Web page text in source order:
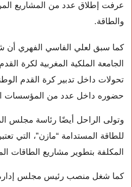
عرفت إطلاق عدد من المشاريع
والطاقة.
كما سبق لعلي الفاسي الفهري
الجامعة الملكية المغربية لكرة القدم
تحولات داخل تدبير كرة القدم
حضوره داخل عدد من المؤسسات
وتولى الراحل أيضًا رئاسة مجلس
للطاقة المستدامة “مازن”، التي
المكلفة بتطوير مشاريع الطاقات
كما شغل منصب رئيس مجلس